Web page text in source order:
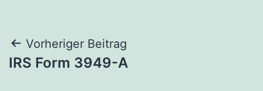
Beitragsnavigation
Vorheriger Beitrag
IRS Form 3949-A